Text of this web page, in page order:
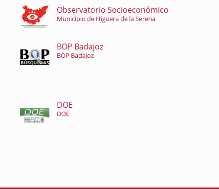
Observatorio Socioeconómico
Municipio de Higuera de la Serena
BOP Badajoz
BOP Badajoz
DOE
DOE